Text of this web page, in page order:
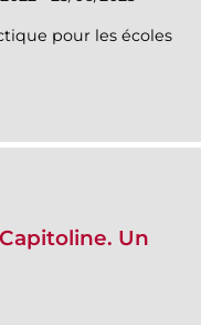
pour les écoles
Un